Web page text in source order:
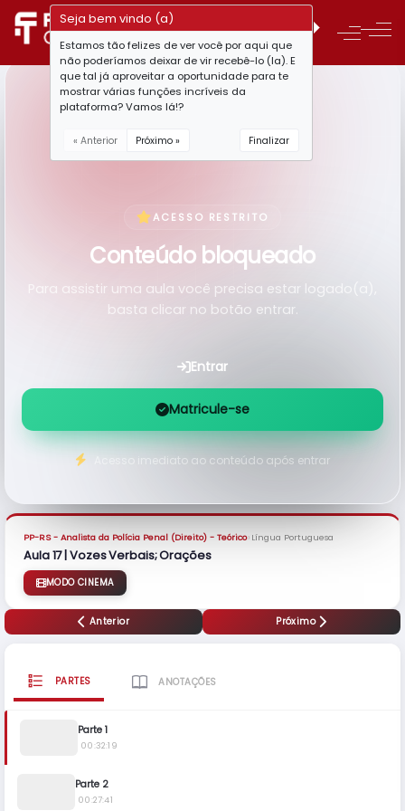
ACESSO RESTRITO
Conteúdo bloqueado
Para assistir uma aula você precisa estar logado(a),
basta clicar no botão entrar.
Entrar
Matricule-se
Acesso imediato ao conteúdo após entrar
PP-RS - Analista da Polícia Penal (Direito) - Teórico› Língua Portuguesa
Aula 17 | Vozes Verbais; Orações
MODO CINEMA
Anterior Próximo
PARTES ANOTAÇÕES
Parte 1
00:32:19
Parte 2
00:27:41
Seja bem vindo (a)
Estamos tão felizes de ver você por aqui que
não poderíamos deixar de vir recebê-lo (la). E
que tal já aproveitar a oportunidade para te
mostrar várias funções incríveis da
plataforma? Vamos lá!?
« Anterior Próximo » Finalizar